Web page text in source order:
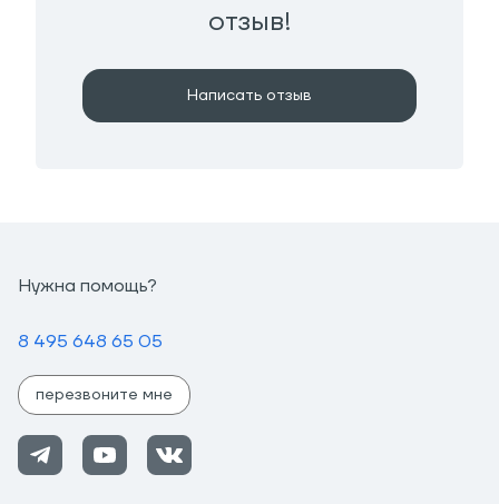
отзыв!
Написать отзыв
Нужна помощь?
8 495 648 65 05
перезвоните мне